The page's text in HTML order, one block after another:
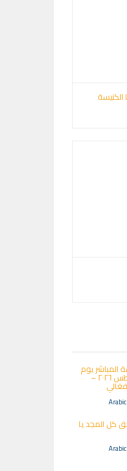
المباشر يوم
الأحد ٢ أغسطس ٢٠٢٦ –
كل المجد يا